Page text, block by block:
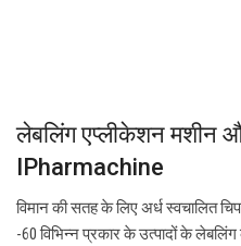
लेबलिंग एप्लीकेशन मशीन
IPharmachine
विमान की सतह के लिए अर्ध स्वचालित
-60 विभिन्न प्रकार के उत्पादों के